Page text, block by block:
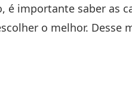
é importante saber as
o melhor. Desse